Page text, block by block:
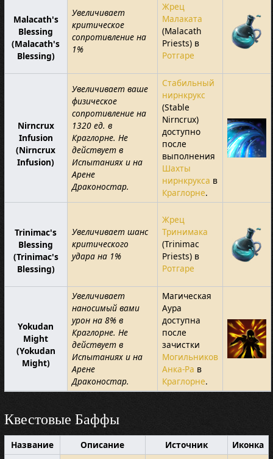
Malacath's
Blessing
(Malacath's
Blessing)
Увеличивает
критическое
сопротивление на
1%
Жрец
Малаката
(Malacath
Priests) в
Ротгаре
Nirncrux
Infusion
(Nirncrux
Infusion)
Увеличивает ваше
физическое
сопротивление на
1320 ед. в
Краглорне. Не
действует в
Испытаниях и на
Арене
Драконостар.
Стабильный
нирнкрукс
(Stable
Nirncrux)
доступно
после
выполнения
Шахты
нирнкрукса в
Краглорне.
Trinimac's
Blessing
(Trinimac's
Blessing)
Увеличивает шанс
критического
удара на 1%
Жрец
Тринимака
(Trinimac
Priests) в
Ротгаре
Yokudan
Might
(Yokudan
Might)
Увеличивает
наносимый вами
урон на 8% в
Краглорне. Не
действует в
Испытаниях и на
Арене
Драконостар.
Магическая
Аура
доступна
после
зачистки
Могильников
Анка-Ра в
Краглорне.
Квестовые Баффы
Название Описание Источник Иконка